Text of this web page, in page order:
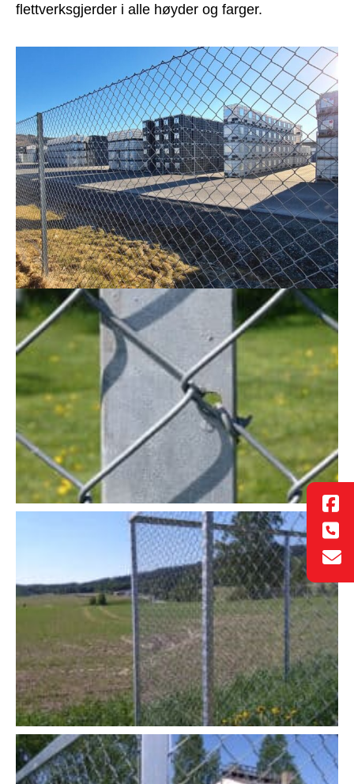
flettverksgjerder i alle høyder og farger.